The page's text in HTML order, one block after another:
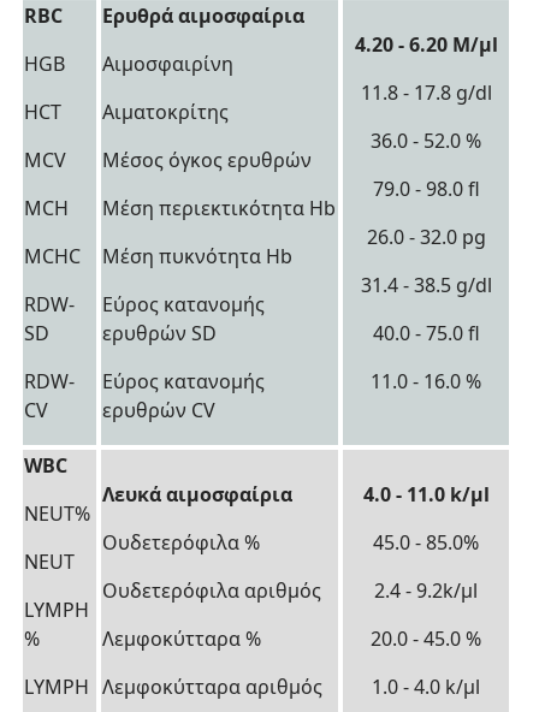
RBC
HGB
HCT
MCV
MCH
MCHC
RDW-
SD
RDW-
CV
Ερυθρά αιμοσφαίρια
Αιμοσφαιρίνη
Αιματοκρίτης
Μέσος όγκος ερυθρών
Μέση περιεκτικότητα Hb
Μέση πυκνότητα Hb
Εύρος κατανομής
ερυθρών SD
Εύρος κατανομής
ερυθρών CV
4.20 - 6.20 Μ/μl
11.8 - 17.8 g/dl
36.0 - 52.0 %
79.0 - 98.0 fl
26.0 - 32.0 pg
31.4 - 38.5 g/dl
40.0 - 75.0 fl
11.0 - 16.0 %
WBC
NEUT%
NEUT
LYMPH
%
LYMPH
Λευκά αιμοσφαίρια
Ουδετερόφιλα %
Ουδετερόφιλα αριθμός
Λεμφοκύτταρα %
Λεμφοκύτταρα αριθμός
4.0 - 11.0 k/μl
45.0 - 85.0%
2.4 - 9.2k/μl
20.0 - 45.0 %
1.0 - 4.0 k/μl